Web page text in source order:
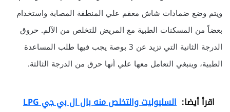
ويتم وضع ضمادات شاش معقم علي المنطقة المصابة واستخدام
بعضاً من المسكنات الطبية مع المريض للتخلص من الآلم. حروق
الدرجة الثانية التي تزيد عن 3 بوصة يجب فيها طلب المساعدة
الطبية، وينبغي التعامل معها علي أنها حرق من الدرجة الثالثة.
اقرأ أيضا:
السليوليت والتخلص منه بال ال بي جي LPG